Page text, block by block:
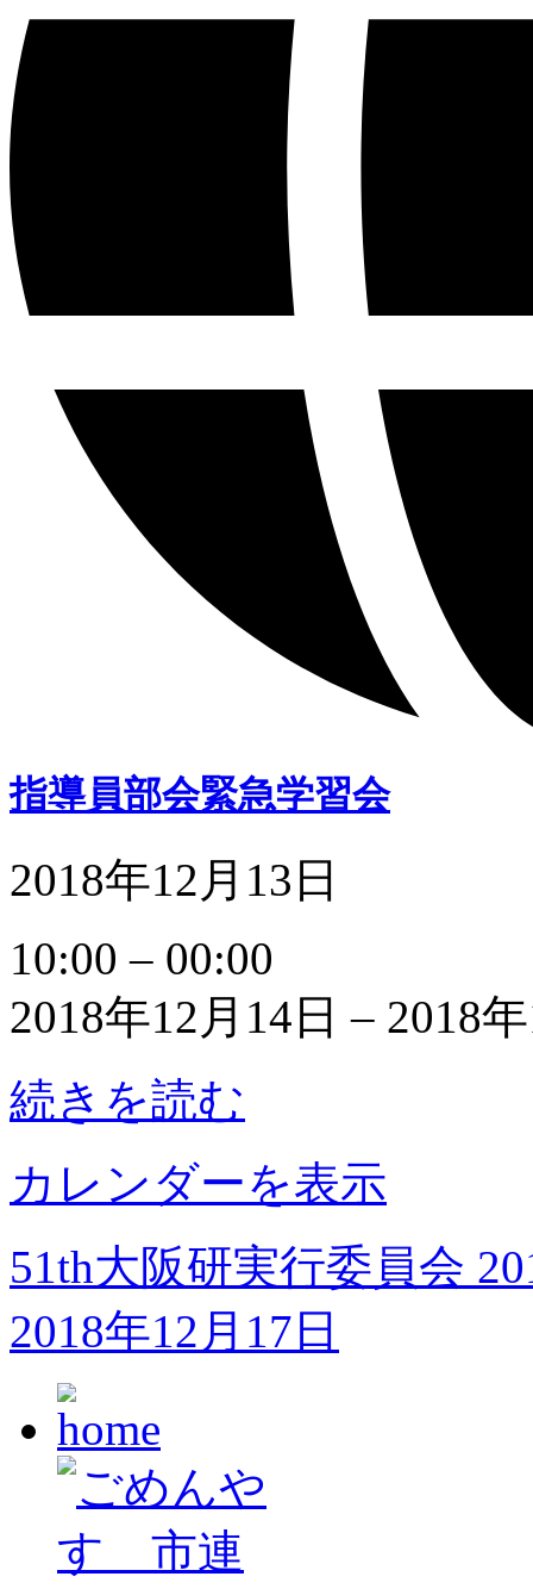
指導員部会緊急学習会
2018年12月13日
指
部
急
学
10:00 – 00:00
2018年12月14日 – 2018
続きを読む
カレンダーを表示
51th大阪研実行委員会
2018年12月17日